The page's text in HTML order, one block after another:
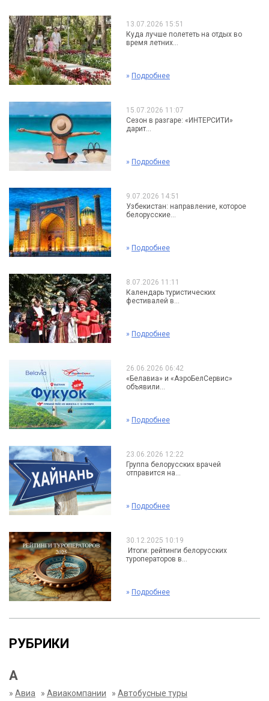
13.07.2026 15:51
Куда лучше полететь на отдых во
время летних...
» Подробнее
15.07.2026 11:07
Сезон в разгаре: «ИНТЕРСИТИ»
дарит...
» Подробнее
9.07.2026 14:51
Узбекистан: направление, которое
белорусские...
» Подробнее
8.07.2026 11:11
Календарь туристических
фестивалей в...
» Подробнее
26.06.2026 06:42
«Белавиа» и «АэроБелСервис»
объявили...
» Подробнее
23.06.2026 12:22
Группа белорусских врачей
отправится на...
» Подробнее
30.12.2025 10:19
Итоги: рейтинги белорусских
туроператоров в...
» Подробнее
РУБРИКИ
А
» Авиа » Авиакомпании » Автобусные туры